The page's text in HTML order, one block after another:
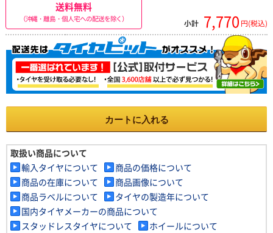
送料無料
（沖縄・離島・個人宅への配送を除く） 小計 7,770 円(税込)
カートに入れる
取扱い商品について
輸入タイヤについて
商品の価格について
商品の在庫について
商品画像について
商品ラベルについて
タイヤの製造年について
国内タイヤメーカーの商品について
スタッドレスタイヤについて
ホイールについて